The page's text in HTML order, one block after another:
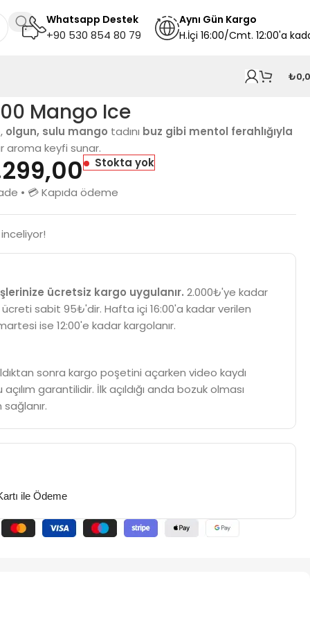
Whatsapp Destek
+90 530 854 80 79
Aynı Gün Kargo
H.İçi 16:00/Cmt. 12:00'a
₺
Mango Ice
olgun, sulu mango tadını buz gibi mentol ferahlığıyla
aroma keyfi sunar.
Stokta yok
• 💳 Kapıda ödeme
ücretsiz kargo uygulanır. 2.000₺'ye kadar
sabit 95₺'dir. Hafta içi 16:00'a kadar verilen
ise 12:00'e kadar kargolanır.
sonra kargo poşetini açarken video kaydı
garantilidir. İlk açıldığı anda bozuk olması
ile Ödeme